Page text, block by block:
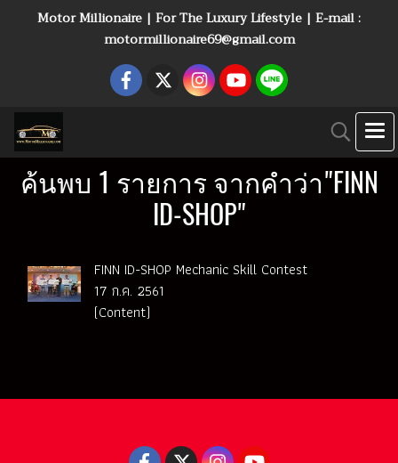
Motor Millionaire | For The Luxury Lifestyle | E-mail :
motormillionaire69@gmail.com
ค้นพบ 1 รายการ จากคำว่า"FINN
ID-SHOP"
FINN ID-SHOP Mechanic Skill Contest
17 ก.ค. 2561
(Content)